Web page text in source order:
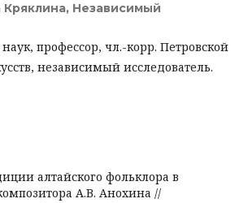
Независимый
профессор, чл.-корр. Петровской
независимый исследователь.
алтайского фольклора в
А.В. Анохина //